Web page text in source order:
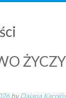
byDajana